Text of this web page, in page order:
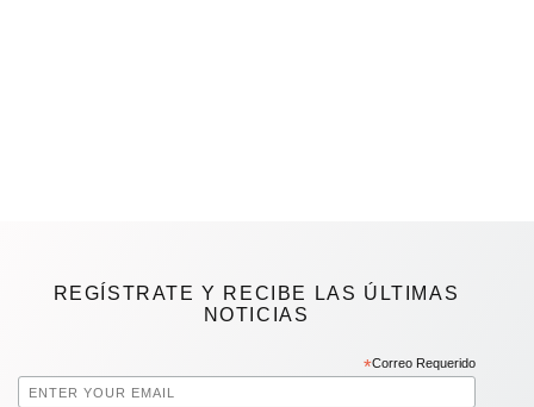
REGÍSTRATE Y RECIBE LAS ÚLTIMAS
NOTICIAS
*Correo Requerido